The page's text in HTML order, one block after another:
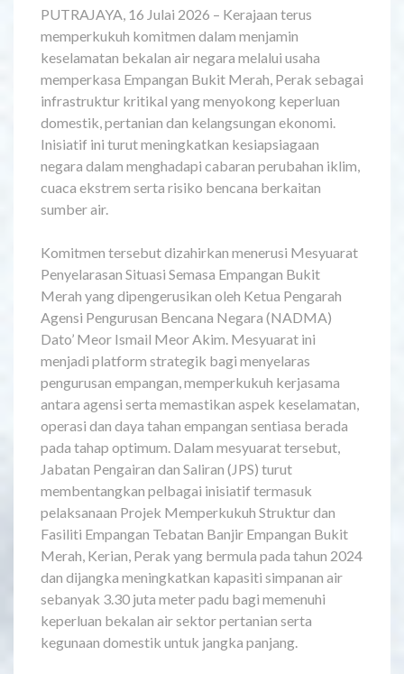
PUTRAJAYA, 16 Julai 2026 – Kerajaan terus
memperkukuh komitmen dalam menjamin
keselamatan bekalan air negara melalui usaha
memperkasa Empangan Bukit Merah, Perak sebagai
infrastruktur kritikal yang menyokong keperluan
domestik, pertanian dan kelangsungan ekonomi.
Inisiatif ini turut meningkatkan kesiapsiagaan
negara dalam menghadapi cabaran perubahan iklim,
cuaca ekstrem serta risiko bencana berkaitan
sumber air.
Komitmen tersebut dizahirkan menerusi Mesyuarat
Penyelarasan Situasi Semasa Empangan Bukit
Merah yang dipengerusikan oleh Ketua Pengarah
Agensi Pengurusan Bencana Negara (NADMA)
Dato’ Meor Ismail Meor Akim. Mesyuarat ini
menjadi platform strategik bagi menyelaras
pengurusan empangan, memperkukuh kerjasama
antara agensi serta memastikan aspek keselamatan,
operasi dan daya tahan empangan sentiasa berada
pada tahap optimum. Dalam mesyuarat tersebut,
Jabatan Pengairan dan Saliran (JPS) turut
membentangkan pelbagai inisiatif termasuk
pelaksanaan Projek Memperkukuh Struktur dan
Fasiliti Empangan Tebatan Banjir Empangan Bukit
Merah, Kerian, Perak yang bermula pada tahun 2024
dan dijangka meningkatkan kapasiti simpanan air
sebanyak 3.30 juta meter padu bagi memenuhi
keperluan bekalan air sektor pertanian serta
kegunaan domestik untuk jangka panjang.